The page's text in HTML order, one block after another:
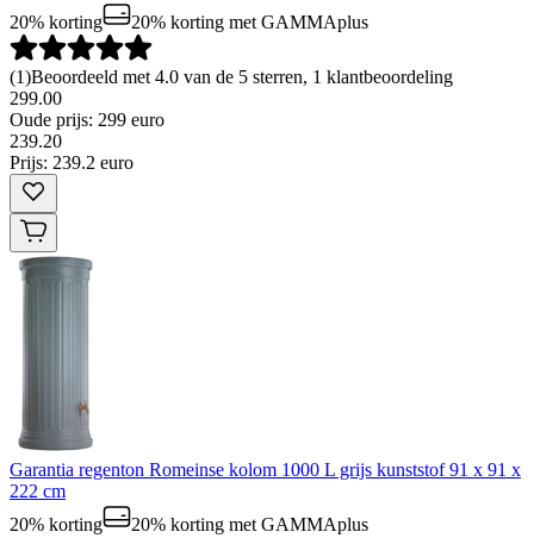
20% korting
20% korting met GAMMAplus
(1)Beoordeeld met 4.0 van de 5 sterren, 1 klantbeoordeling
299.00
Oude prijs: 299 euro
239.20
Prijs: 239.2 euro
Garantia regenton Romeinse kolom 1000 L grijs kunststof 91 x 91 x
222 cm
20% korting
20% korting met GAMMAplus